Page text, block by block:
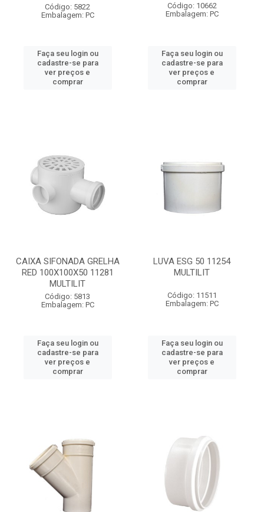
Código: 5822
Embalagem: PC
Faça seu login ou
cadastre-se para
ver preços e
comprar
Código: 10662
Embalagem: PC
Faça seu login ou
cadastre-se para
ver preços e
comprar
CAIXA SIFONADA GRELHA
RED 100X100X50 11281
MULTILIT
Código: 5813
Embalagem: PC
Faça seu login ou
cadastre-se para
ver preços e
comprar
LUVA ESG 50 11254
MULTILIT
Código: 11511
Embalagem: PC
Faça seu login ou
cadastre-se para
ver preços e
comprar